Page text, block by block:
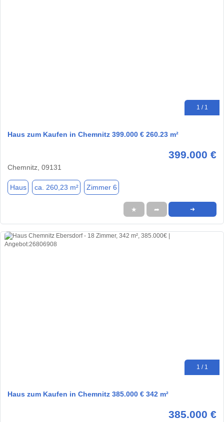
1 / 1
Haus zum Kaufen in Chemnitz 399.000 € 260.23 m²
399.000 €
Chemnitz, 09131
Haus ca. 260,23 m² Zimmer 6
★ ➦ ➜
1 / 1
Haus zum Kaufen in Chemnitz 385.000 € 342 m²
385.000 €